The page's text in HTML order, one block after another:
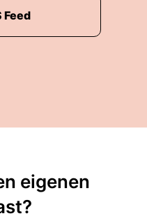
ein
je nachdem was
eben über die
Feed
eigenen